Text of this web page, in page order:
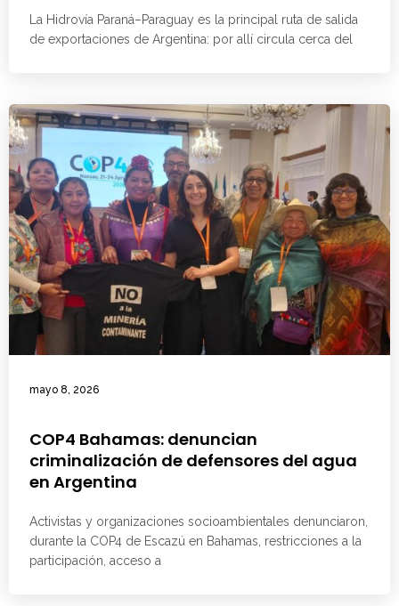
La Hidrovía Paraná–Paraguay es la principal ruta de salida
de exportaciones de Argentina: por allí circula cerca del
mayo 8, 2026
COP4 Bahamas: denuncian
criminalización de defensores del agua
en Argentina
Activistas y organizaciones socioambientales denunciaron,
durante la COP4 de Escazú en Bahamas, restricciones a la
participación, acceso a